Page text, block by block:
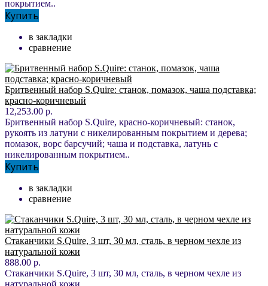
покрытием..
Купить
в закладки
сравнение
Бритвенный набор S.Quire: станок, помазок, чаша подставка;
красно-коричневый
12,253.00 р.
Бритвенный набор S.Quire, красно-коричневый: станок,
рукоять из латуни с никелированным покрытием и дерева;
помазок, ворс барсучий; чаша и подставка, латунь с
никелированным покрытием..
Купить
в закладки
сравнение
Стаканчики S.Quire, 3 шт, 30 мл, сталь, в черном чехле из
натуральной кожи
888.00 р.
Стаканчики S.Quire, 3 шт, 30 мл, сталь, в черном чехле из
натуральной кожи..